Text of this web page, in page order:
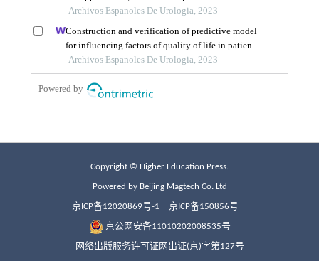
Copyright © Higher Education Press.
Powered by Beijing Magtech Co. Ltd
京ICP备12020869号-1 京ICP备150856号
京公网安备11010202008535号
网络出版服务许可证网出证(京)字第127号